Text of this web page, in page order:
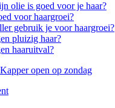
olie is goed voor je haar?
voor haargroei?
gebruik je voor haargroei?
pluizig haar?
haaruitval?
Kapper open op zondag